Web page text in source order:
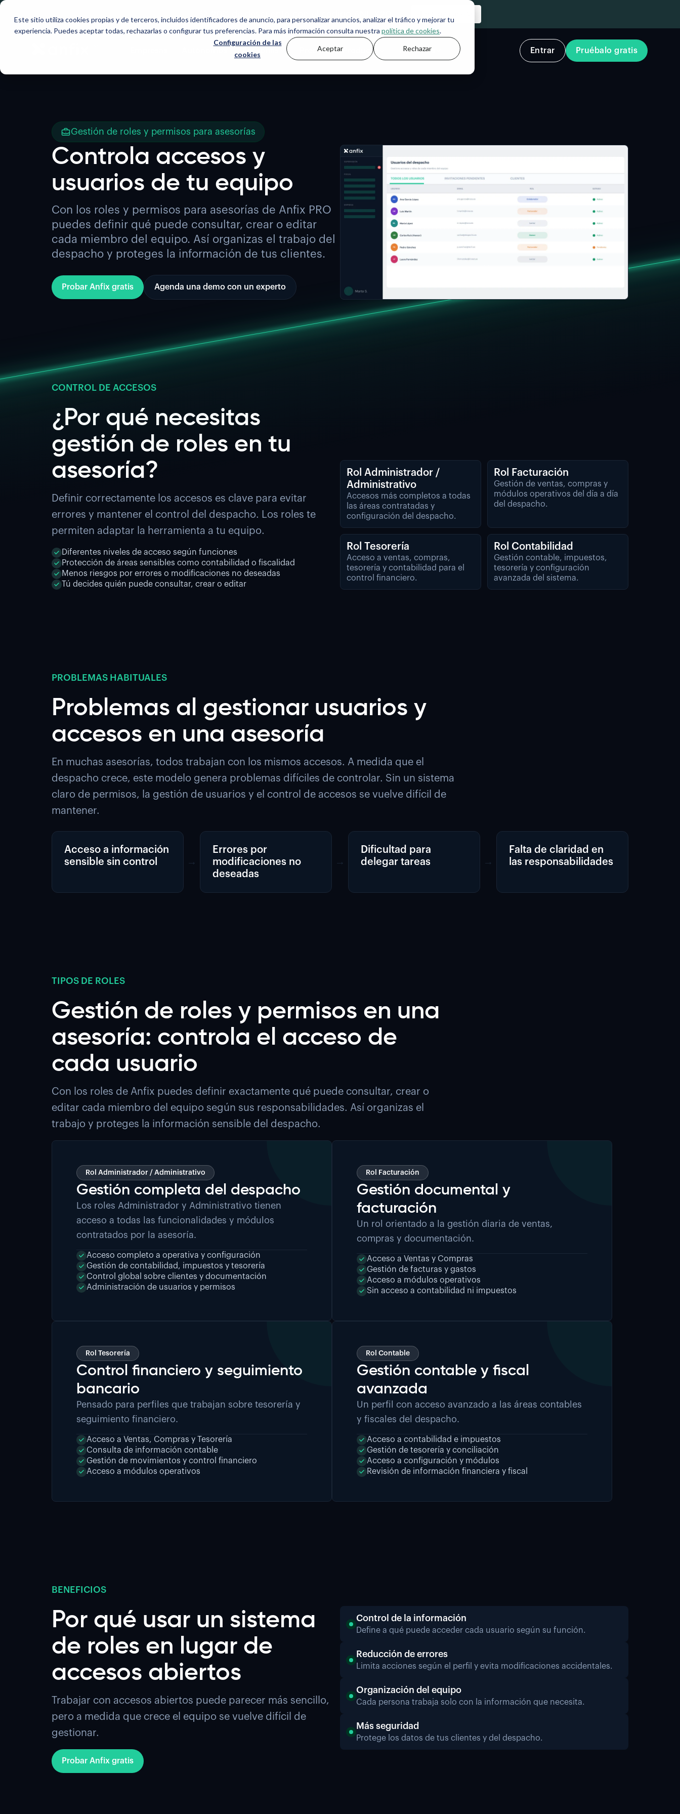
Este sitio utiliza cookies propias y de terceros, incluidos identificadores de anuncio, para personalizar anuncios, analizar el tráfico y mejorar tu
experiencia. Puedes aceptar todas, rechazarlas o configurar tus preferencias. Para más información consulta nuestra política de cookies.
Configuración de las
cookies
Aceptar Rechazar
Asesorías Precios Producto Recursos Entrar Pruébalo gratis
Gestión de roles y permisos para asesorías
Controla accesos y
usuarios de tu equipo
Con los roles y permisos para asesorías de Anfix PRO
puedes definir qué puede consultar, crear o editar
cada miembro del equipo. Así organizas el trabajo del
despacho y proteges la información de tus clientes.
Probar Anfix gratis Agenda una demo con un experto
CONTROL DE ACCESOS
¿Por qué necesitas
gestión de roles en tu
asesoría?
Definir correctamente los accesos es clave para evitar
errores y mantener el control del despacho. Los roles te
permiten adaptar la herramienta a tu equipo.
Diferentes niveles de acceso según funciones
Protección de áreas sensibles como contabilidad o fiscalidad
Menos riesgos por errores o modificaciones no deseadas
Tú decides quién puede consultar, crear o editar
Rol Administrador /
Administrativo
Accesos más completos a todas
las áreas contratadas y
configuración del despacho.
Rol Facturación
Gestión de ventas, compras y
módulos operativos del día a día
del despacho.
Rol Tesorería
Acceso a ventas, compras,
tesorería y contabilidad para el
control financiero.
Rol Contabilidad
Gestión contable, impuestos,
tesorería y configuración
avanzada del sistema.
PROBLEMAS HABITUALES
Problemas al gestionar usuarios y
accesos en una asesoría
En muchas asesorías, todos trabajan con los mismos accesos. A medida que el
despacho crece, este modelo genera problemas difíciles de controlar. Sin un sistema
claro de permisos, la gestión de usuarios y el control de accesos se vuelve difícil de
mantener.
Acceso a información
sensible sin control
→
Errores por
modificaciones no
deseadas
→
Dificultad para
delegar tareas
→
Falta de claridad en
las responsabilidades
TIPOS DE ROLES
Gestión de roles y permisos en una
asesoría: controla el acceso de
cada usuario
Con los roles de Anfix puedes definir exactamente qué puede consultar, crear o
editar cada miembro del equipo según sus responsabilidades. Así organizas el
trabajo y proteges la información sensible del despacho.
Rol Administrador / Administrativo
Gestión completa del despacho
Los roles Administrador y Administrativo tienen
acceso a todas las funcionalidades y módulos
contratados por la asesoría.
Acceso completo a operativa y configuración
Gestión de contabilidad, impuestos y tesorería
Control global sobre clientes y documentación
Administración de usuarios y permisos
Rol Facturación
Gestión documental y
facturación
Un rol orientado a la gestión diaria de ventas,
compras y documentación.
Acceso a Ventas y Compras
Gestión de facturas y gastos
Acceso a módulos operativos
Sin acceso a contabilidad ni impuestos
Rol Tesorería
Control financiero y seguimiento
bancario
Pensado para perfiles que trabajan sobre tesorería y
seguimiento financiero.
Acceso a Ventas, Compras y Tesorería
Consulta de información contable
Gestión de movimientos y control financiero
Acceso a módulos operativos
Rol Contable
Gestión contable y fiscal
avanzada
Un perfil con acceso avanzado a las áreas contables
y fiscales del despacho.
Acceso a contabilidad e impuestos
Gestión de tesorería y conciliación
Acceso a configuración y módulos
Revisión de información financiera y fiscal
BENEFICIOS
Por qué usar un sistema
de roles en lugar de
accesos abiertos
Trabajar con accesos abiertos puede parecer más sencillo,
pero a medida que crece el equipo se vuelve difícil de
gestionar.
Probar Anfix gratis
Control de la información
Define a qué puede acceder cada usuario según su función.
Reducción de errores
Limita acciones según el perfil y evita modificaciones accidentales.
Organización del equipo
Cada persona trabaja solo con la información que necesita.
Más seguridad
Protege los datos de tus clientes y del despacho.